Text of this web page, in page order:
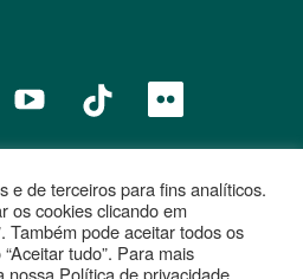
Portugal 2020
União Europeia
e de terceiros para fins analíticos.
os cookies clicando em
Também pode aceitar todos os
tudo”. Para mais
Política de privacidade.